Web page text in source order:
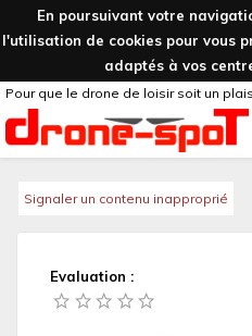
En poursuivant votre
l'utilisation de cookies pour vous
adaptés à vos
Pour que le drone de loisir soit un
Signaler un contenu inapproprié
Evaluation :